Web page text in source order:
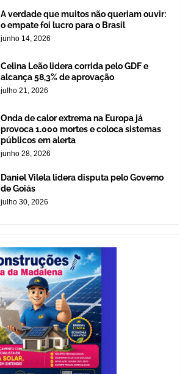
A verdade que muitos não queriam ouvir:
o empate foi lucro para o Brasil
junho 14, 2026
Celina Leão lidera corrida pelo GDF e
alcança 58,3% de aprovação
julho 21, 2026
Onda de calor extrema na Europa já
provoca 1.000 mortes e coloca sistemas
públicos em alerta
junho 28, 2026
Daniel Vilela lidera disputa pelo Governo
de Goiás
julho 30, 2026